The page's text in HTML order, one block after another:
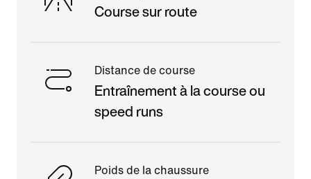
Course sur route
Distance de course
Entraînement à la course ou
speed runs
Poids de la chaussure